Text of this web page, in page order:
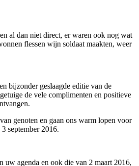
al dan niet direct, er waren ook nog wat
flessen wijn soldaat maakten, weer
bijzonder geslaagde editie van de
de vele complimenten en positieve
genoten en gaan ons warm lopen voor
september 2016.
uw agenda en ook die van 2 maart 2016,